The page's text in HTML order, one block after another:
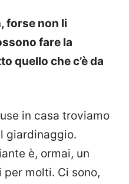
forse non li
fare la
quello che c’è da
in casa troviamo
giardinaggio.
è, ormai, un
molti. Ci sono,